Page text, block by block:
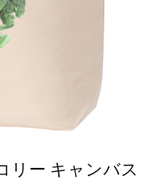
リー キャンバス